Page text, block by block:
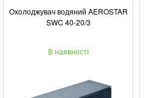
Охолоджувач водяний AEROSTAR
SWC 40-20/3
В наявності